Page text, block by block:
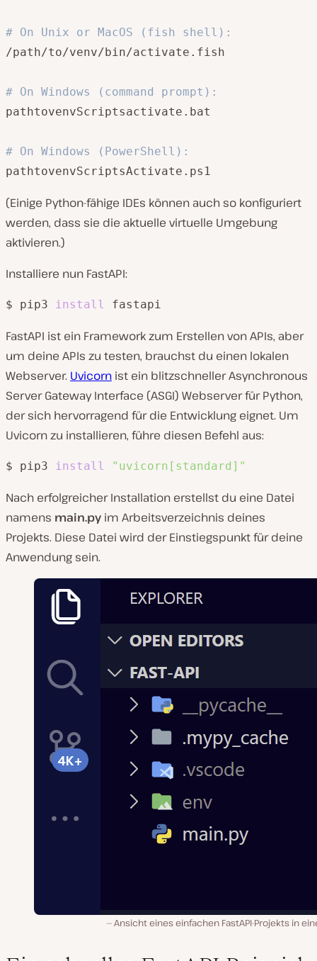
# On Unix or MacOS (fish shell):
/path/to/venv/bin/activate.fish
# On Windows (command prompt):
pathtovenvScriptsactivate.bat
# On Windows (PowerShell):
(Einige Python-fähige IDEs können auch so konfiguriert
werden, dass sie die aktuelle virtuelle Umgebung
aktivieren.)
Installiere nun FastAPI:
$ pip3 install fastapi
FastAPI ist ein Framework zum Erstellen von APIs, aber
um deine APIs zu testen, brauchst du einen lokalen
Webserver. Uvicorn ist ein blitzschneller Asynchronous
Server Gateway Interface (ASGI) Webserver für Python,
der sich hervorragend für die Entwicklung eignet. Um
Uvicorn zu installieren, führe diesen Befehl aus:
$ pip3 install "uvicorn[standard]"
Nach erfolgreicher Installation erstellst du eine Datei
namens main.py im Arbeitsverzeichnis deines
Projekts. Diese Datei wird der Einstiegspunkt für deine
Anwendung sein.
Ansicht eines einfachen FastAPI-Projekts in